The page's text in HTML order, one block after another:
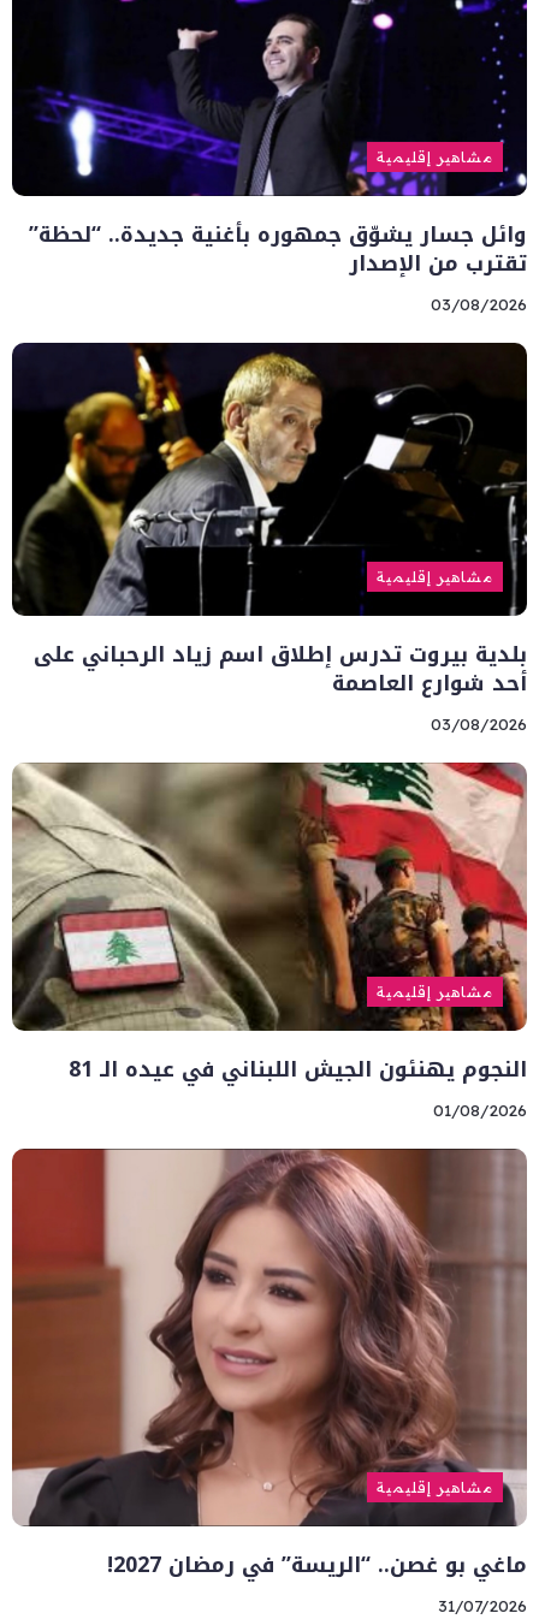
مشاهير إقليمية
وائل جسار يشوّق جمهوره بأغنية جديدة.. “لحظة”
تقترب من الإصدار
03/08/2026
مشاهير إقليمية
بلدية بيروت تدرس إطلاق اسم زياد الرحباني على
أحد شوارع العاصمة
03/08/2026
مشاهير إقليمية
النجوم يهنئون الجيش اللبناني في عيده الـ 81
01/08/2026
مشاهير إقليمية
ماغي بو غصن.. “الريسة” في رمضان 2027!
31/07/2026